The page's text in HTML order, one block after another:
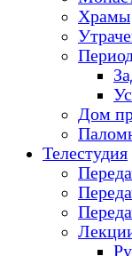
Храмы
Дом
Телестудия